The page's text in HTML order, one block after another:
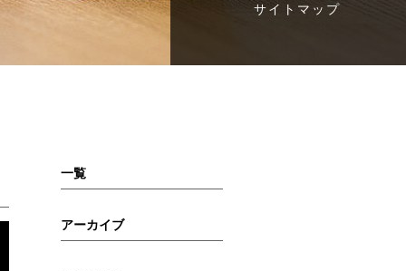
一覧
アーカイブ
サイトマップ